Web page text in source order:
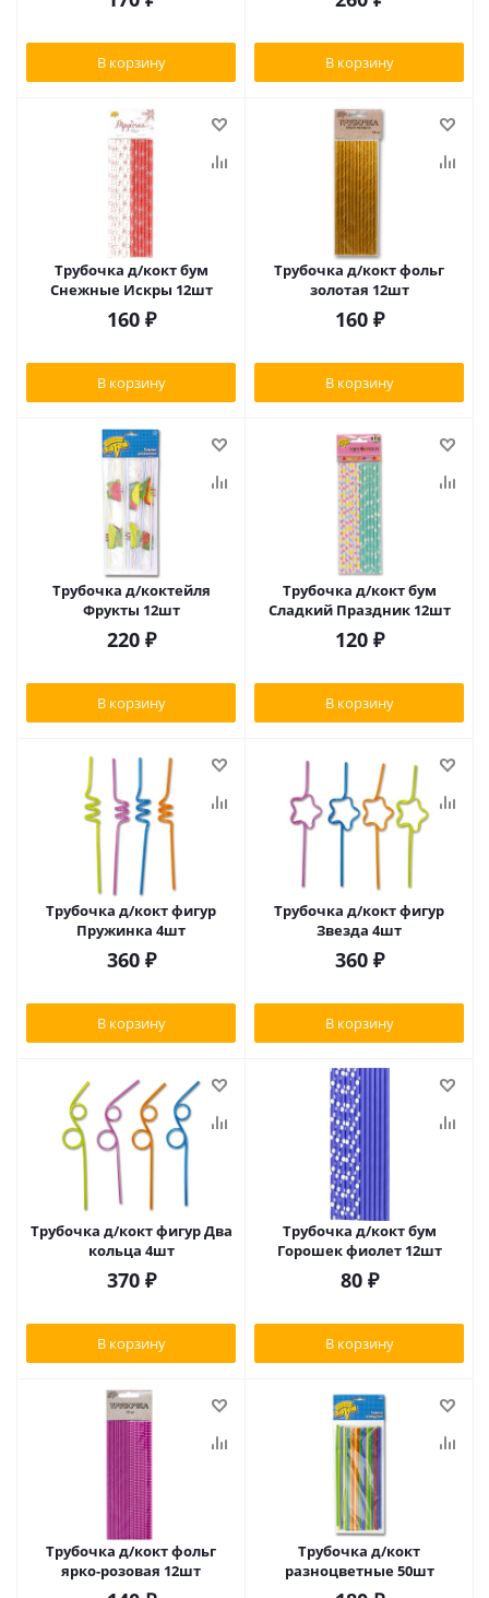
В корзину В корзину
Трубочка д/кокт бум
Снежные Искры 12шт
160₽
В корзину
Трубочка д/кокт фольг
золотая 12шт
160₽
В корзину
Трубочка д/коктейля
Фрукты 12шт
220₽
В корзину
Трубочка д/кокт бум
Сладкий Праздник 12шт
120₽
В корзину
Трубочка д/кокт фигур
Пружинка 4шт
360₽
В корзину
Трубочка д/кокт фигур
Звезда 4шт
360₽
В корзину
Трубочка д/кокт фигур Два
кольца 4шт
370₽
В корзину
Трубочка д/кокт бум
Горошек фиолет 12шт
80₽
В корзину
Трубочка д/кокт фольг
ярко-розовая 12шт
Трубочка д/кокт
разноцветные 50шт